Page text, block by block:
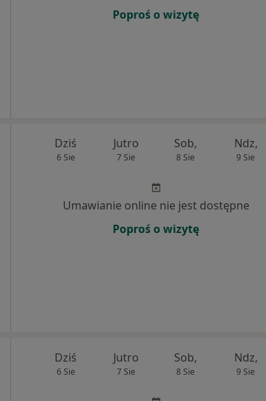
Poproś o wizytę
Dziś
6 Sie
Jutro
7 Sie
Sob,
8 Sie
Ndz,
9 Sie
Umawianie online nie jest dostępne
Poproś o wizytę
Dziś
6 Sie
Jutro
7 Sie
Sob,
8 Sie
Ndz,
9 Sie